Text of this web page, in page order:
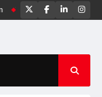
WR 155R, Motor Trail
Twitter
Facebook
LinkedIn